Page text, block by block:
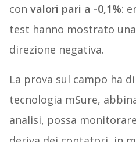
con valori pari a -0,1%:
test hanno mostrato
direzione negativa.
La prova sul campo ha
tecnologia mSure,
analisi, possa